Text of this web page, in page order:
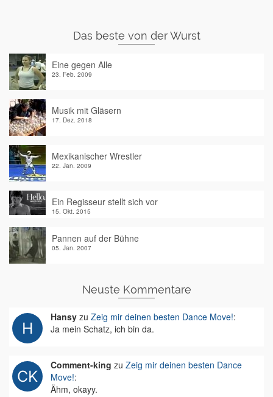
Das beste von der Wurst
Eine gegen Alle
23. Feb. 2009
Musik mit Gläsern
17. Dez. 2018
Mexikanischer Wrestler
22. Jan. 2009
Ein Regisseur stellt sich vor
15. Okt. 2015
Pannen auf der Bühne
05. Jan. 2007
Neuste Kommentare
Hansy zu Zeig mir deinen besten Dance Move!:
Ja mein Schatz, ich bin da.
Comment-king zu Zeig mir deinen besten Dance
Move!:
Ähm, okayy.